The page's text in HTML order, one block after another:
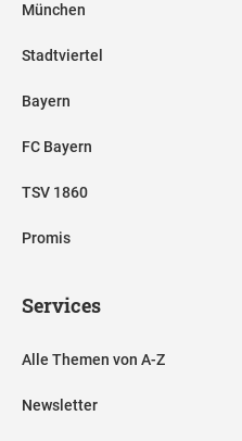
München
Stadtviertel
Bayern
FC Bayern
TSV 1860
Promis
Services
Alle Themen von A-Z
Newsletter